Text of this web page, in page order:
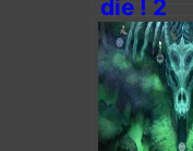
die ! 2
(Willy is
dead)